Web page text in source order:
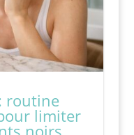
routine
limiter
noirs